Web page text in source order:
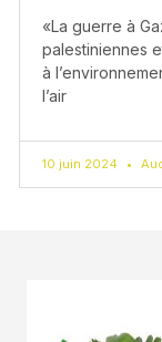
«La guerre à
palestiniennes
à
l’air
10 juin 2024